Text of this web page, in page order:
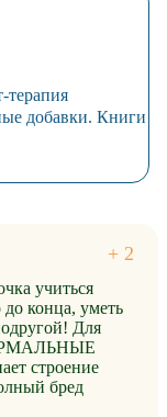
терапия
добавки. Книги
учиться
до конца, уметь
Для
строение
бред